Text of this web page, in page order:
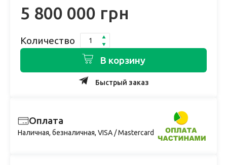
5 800 000 грн
Количество
В корзину
Быстрый заказ
Оплата
Наличная, безналичная, VISA / Mastercard